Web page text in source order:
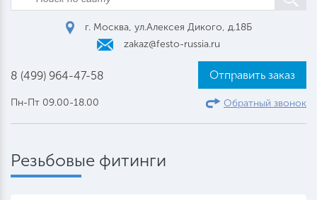
г. Москва, ул.Алексея Дикого, д.18Б
zakaz@festo-russia.ru
8 (499) 964-47-58
Пн-Пт 09.00-18.00
Отправить заказ
Обратный звонок
Резьбовые фитинги